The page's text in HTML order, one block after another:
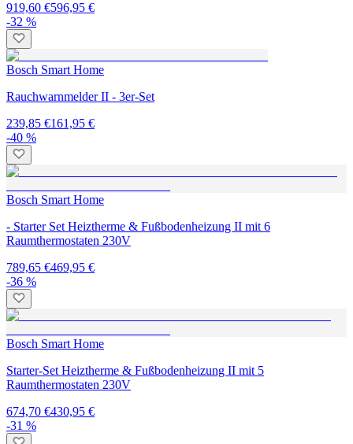
919,60 €596,95 €
-32 %
Bosch Smart Home
Rauchwarnmelder II - 3er-Set
239,85 €161,95 €
-40 %
Bosch Smart Home
- Starter Set Heiztherme & Fußbodenheizung II mit 6
Raumthermostaten 230V
789,65 €469,95 €
-36 %
Bosch Smart Home
Starter-Set Heiztherme & Fußbodenheizung II mit 5
Raumthermostaten 230V
674,70 €430,95 €
-31 %